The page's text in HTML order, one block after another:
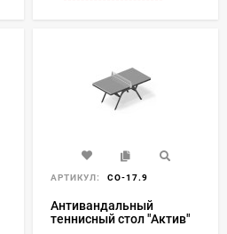
АРТИКУЛ: СО-17.9
Антивандальный
теннисный стол "Актив"